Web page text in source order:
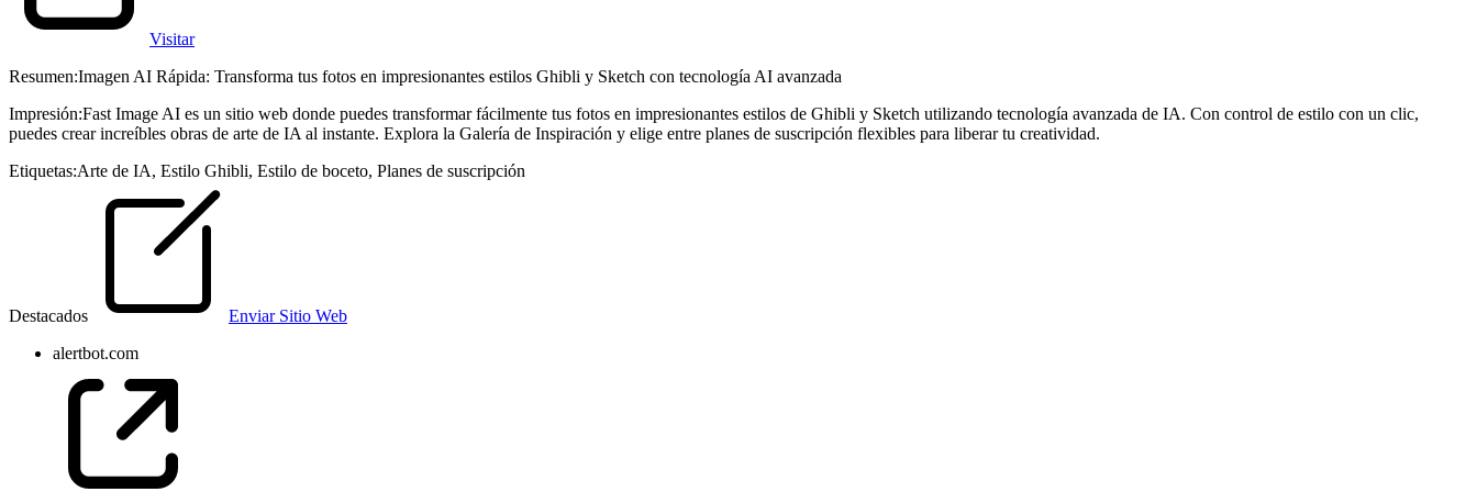
Visitar
Resumen:Imagen AI Rápida: Transforma tus fotos en impresionantes estilos Ghibli y Sketch con tecnología AI avanzada
Impresión:Fast Image AI es un sitio web donde puedes transformar fácilmente tus fotos en impresionantes estilos de Ghibli y Sketch utilizando tecnología avanzada de IA. Con control de estilo con un clic,
puedes crear increíbles obras de arte de IA al instante. Explora la Galería de Inspiración y elige entre planes de suscripción flexibles para liberar tu creatividad.
Etiquetas:Arte de IA, Estilo Ghibli, Estilo de boceto, Planes de suscripción
Destacados
Enviar Sitio Web
alertbot.com